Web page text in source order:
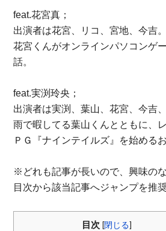
feat.花宮真；
出演者は花宮、リコ、宮地、今吉。
花宮くんがオンラインパソコンゲ
話。
feat.実渕玲央；
出演者は実渕、葉山、花宮、今吉
雨で暇してる葉山くんとともに、
ＰＧ『ナインテイルズ』を始めるお
※どれも記事が長いので、興味の
目次から該当記事へジャンプを推
目次 [閉じる]